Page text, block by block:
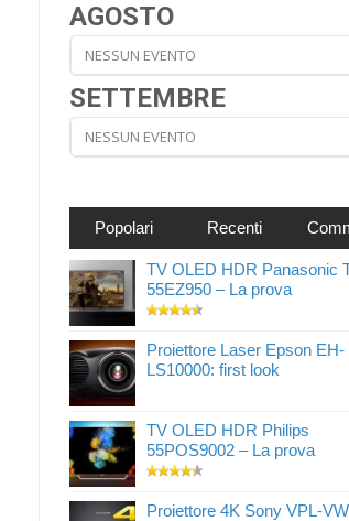
AGOSTO
NESSUN EVENTO
SETTEMBRE
NESSUN EVENTO
Popolari Recenti
TV OLED HDR Panasonic
55EZ950 – La prova
Proiettore Laser Epson EH-
LS10000: first look
TV OLED HDR Philips
55POS9002 – La prova
Proiettore 4K Sony VPL-